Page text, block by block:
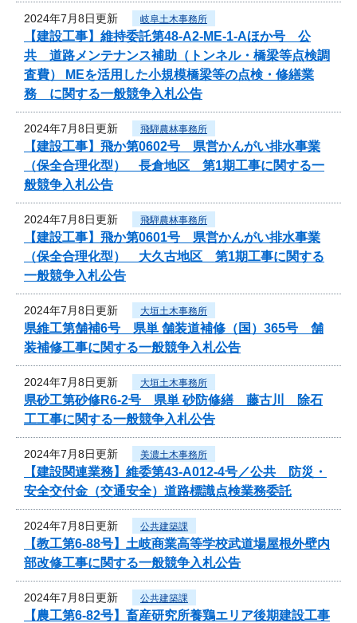
2024年7月8日更新 岐阜土木事務所
【建設工事】維持委託第48-A2-ME-1-Aほか号 公
共 道路メンテナンス補助（トンネル・橋梁等点検調
査費） MEを活用した小規模橋梁等の点検・修繕業
務 に関する一般競争入札公告
2024年7月8日更新 飛騨農林事務所
【建設工事】飛か第0602号 県営かんがい排水事業
（保全合理化型） 長倉地区 第1期工事に関する一
般競争入札公告
2024年7月8日更新 飛騨農林事務所
【建設工事】飛か第0601号 県営かんがい排水事業
（保全合理化型） 大久古地区 第1期工事に関する
一般競争入札公告
2024年7月8日更新 大垣土木事務所
県維工第舗補6号 県単 舗装道補修（国）365号 舗
装補修工事に関する一般競争入札公告
2024年7月8日更新 大垣土木事務所
県砂工第砂修R6-2号 県単 砂防修繕 藤古川 除石
工工事に関する一般競争入札公告
2024年7月8日更新 美濃土木事務所
【建設関連業務】維委第43-A012-4号／公共 防災・
安全交付金（交通安全）道路標識点検業務委託
2024年7月8日更新 公共建築課
【教工第6-88号】土岐商業高等学校武道場屋根外壁内
部改修工事に関する一般競争入札公告
2024年7月8日更新 公共建築課
【農工第6-82号】畜産研究所養鶏エリア後期建設工事